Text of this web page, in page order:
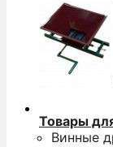
Товары
Винные